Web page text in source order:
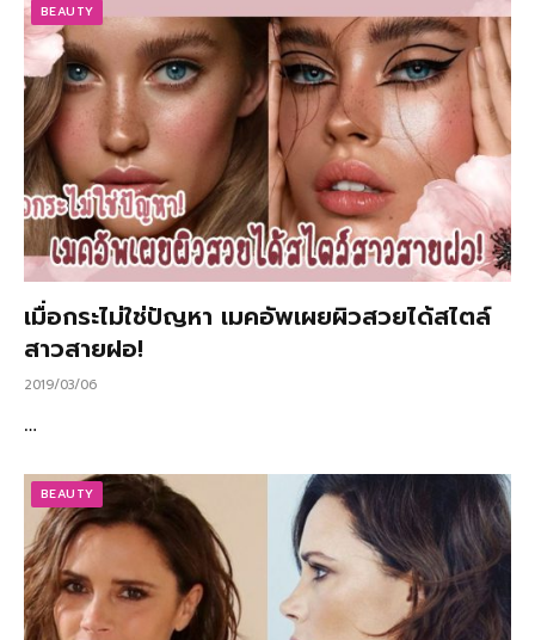
BEAUTY
เมื่อกระไม่ใช่ปัญหา เมคอัพเผยผิวสวยได้สไตล์
สาวสายฝอ!
2019/03/06
…
BEAUTY